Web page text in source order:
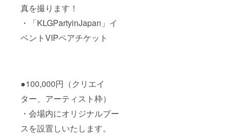
真を撮ります！
・「KLGPartyinJapan」イ
ベントVIPペアチケット
●100,000円（クリエイ
ター、アーティスト枠）
・会場内にオリジナルブー
スを設置しいたします。